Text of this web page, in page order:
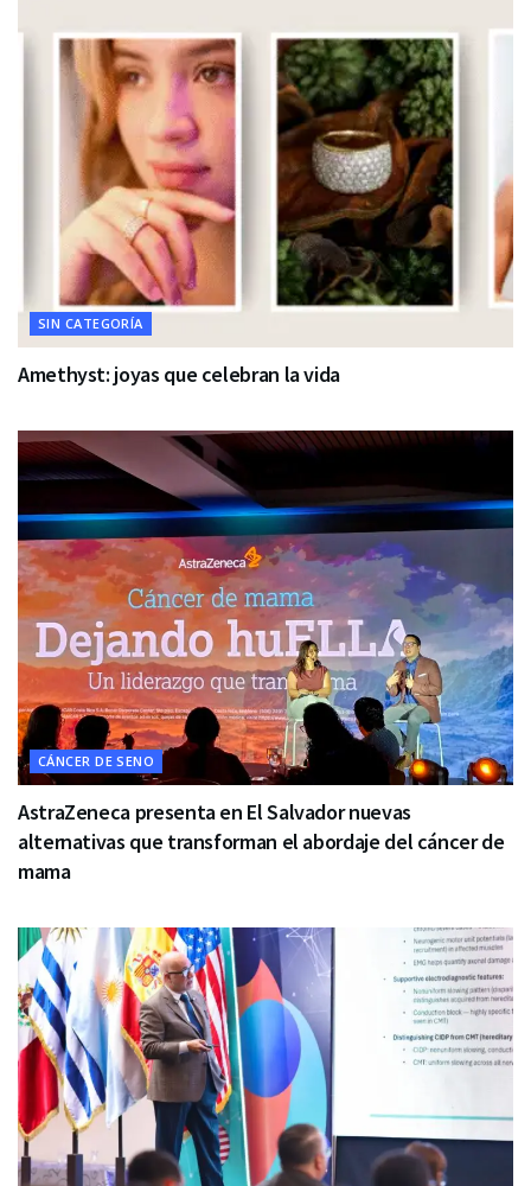
SIN CATEGORÍA
Amethyst: joyas que celebran la vida
CÁNCER DE SENO
AstraZeneca presenta en El Salvador nuevas
alternativas que transforman el abordaje del cáncer de
mama